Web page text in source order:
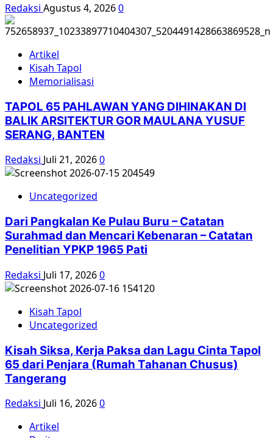
Redaksi Agustus 4, 20260
Artikel
Kisah Tapol
Memorialisasi
TAPOL 65 PAHLAWAN YANG DIHINAKAN DI
BALIK ARSITEKTUR GOR MAULANA YUSUF
SERANG, BANTEN
Redaksi Juli 21, 20260
Uncategorized
Dari Pangkalan Ke Pulau Buru – Catatan
Surahmad dan Mencari Kebenaran – Catatan
Penelitian YPKP 1965 Pati
Redaksi Juli 17, 20260
Kisah Tapol
Uncategorized
Kisah Siksa, Kerja Paksa dan Lagu Cinta Tapol
65 dari Penjara (Rumah Tahanan Chusus)
Tangerang
Redaksi Juli 16, 20260
Artikel